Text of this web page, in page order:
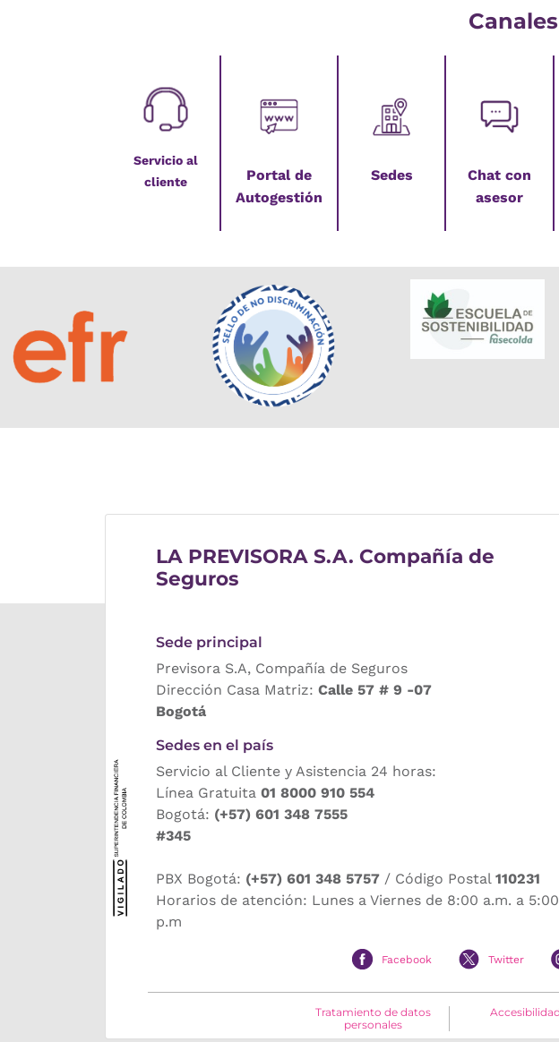
Servicio al
cliente
Portal de
Autogestión
Sedes
Chat con
asesor
LA PREVISORA S.A. Compañía de
Seguros
Sede principal
Previsora S.A, Compañía de Seguros
Dirección Casa Matriz: Calle 57 # 9 -07
Bogotá
Sedes en el país
Servicio al Cliente y Asistencia 24 horas:
Línea Gratuita 01 8000 910 554
Bogotá: (+57) 601 348 7555
#345
PBX Bogotá: (+57) 601 348 5757 / Código Postal 110231
Horarios de atención: Lunes a Viernes de 8:00 a.m. a 5:00
p.m
Facebook Twitter
Tratamiento de datos
personales
Accesibilidad